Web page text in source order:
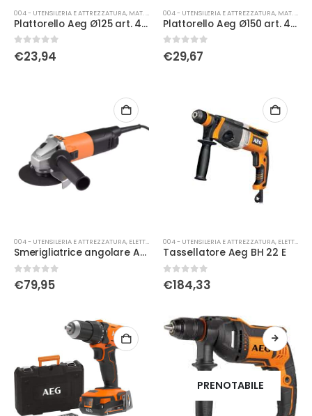
004 - UTENSILERIA E ATTREZZATURA, MAT. DI CONSUMO
Plattorello Aeg Ø125 art. 4932 3528 70
0Su 5
€23,94
004 - UTENSILERIA E ATTREZZATURA, MAT. DI CONSUMO
Plattorello Aeg Ø150 art. 4932 3528 71
0Su 5
€29,67
004 - UTENSILERIA E ATTREZZATURA, ELETTRICA
Smerigliatrice angolare Aeg WS8-115
0Su 5
€79,95
004 - UTENSILERIA E ATTREZZATURA, ELETTRICA
Tassellatore Aeg BH 22 E
0Su 5
€184,33
PRENOTABILE